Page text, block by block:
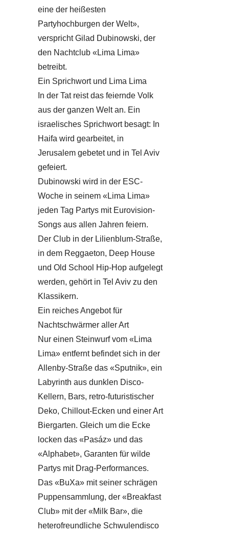
eine der heißesten
Partyhochburgen der Welt»,
verspricht Gilad Dubinowski, der
den Nachtclub «Lima Lima»
betreibt.
Ein Sprichwort und Lima Lima
In der Tat reist das feiernde Volk
aus der ganzen Welt an. Ein
israelisches Sprichwort besagt: In
Haifa wird gearbeitet, in
Jerusalem gebetet und in Tel Aviv
gefeiert.
Dubinowski wird in der ESC-
Woche in seinem «Lima Lima»
jeden Tag Partys mit Eurovision-
Songs aus allen Jahren feiern.
Der Club in der Lilienblum-Straße,
in dem Reggaeton, Deep House
und Old School Hip-Hop aufgelegt
werden, gehört in Tel Aviv zu den
Klassikern.
Ein reiches Angebot für
Nachtschwärmer aller Art
Nur einen Steinwurf vom «Lima
Lima» entfernt befindet sich in der
Allenby-Straße das «Sputnik», ein
Labyrinth aus dunklen Disco-
Kellern, Bars, retro-futuristischer
Deko, Chillout-Ecken und einer Art
Biergarten. Gleich um die Ecke
locken das «Pasáz» und das
«Alphabet», Garanten für wilde
Partys mit Drag-Performances.
Das «BuXa» mit seiner schrägen
Puppensammlung, der «Breakfast
Club» mit der «Milk Bar», die
heterofreundliche Schwulendisco